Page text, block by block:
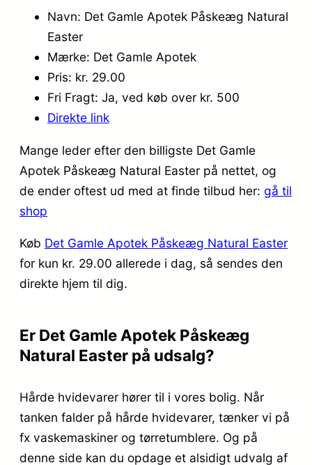
Navn: Det Gamle Apotek Påskeæg Natural
Easter
Mærke: Det Gamle Apotek
Pris: kr. 29.00
Fri Fragt: Ja, ved køb over kr. 500
Direkte link
Mange leder efter den billigste Det Gamle
Apotek Påskeæg Natural Easter på nettet, og
de ender oftest ud med at finde tilbud her: gå til
shop
Køb Det Gamle Apotek Påskeæg Natural Easter
for kun kr. 29.00 allerede i dag, så sendes den
direkte hjem til dig.
Er Det Gamle Apotek Påskeæg
Natural Easter på udsalg?
Hårde hvidevarer hører til i vores bolig. Når
tanken falder på hårde hvidevarer, tænker vi på
fx vaskemaskiner og tørretumblere. Og på
denne side kan du opdage et alsidigt udvalg af